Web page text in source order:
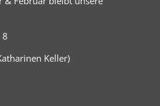
8
Keller)